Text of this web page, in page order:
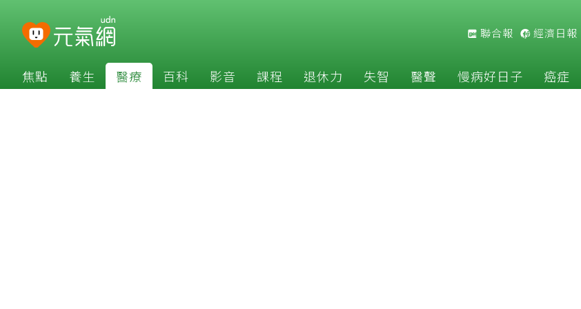
聯合報 經濟日報
焦點 養生 醫療 百科 影音 課程 退休力 失智 醫聲 慢病好日子 癌症